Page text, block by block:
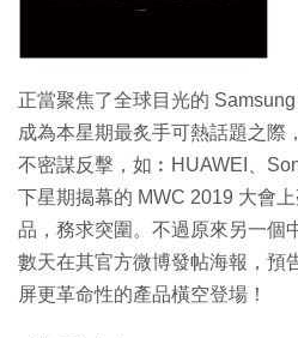
正當聚焦了全球目光的
成為本星期最炙手可熱話題之際
不密謀反擊，如︰HUAWEI、
下星期揭幕的 MWC 2019 大會
品，務求突圍。不過原來另一個
數天在其官方微博發帖海報，預
屏更革命性的產品橫空登場！